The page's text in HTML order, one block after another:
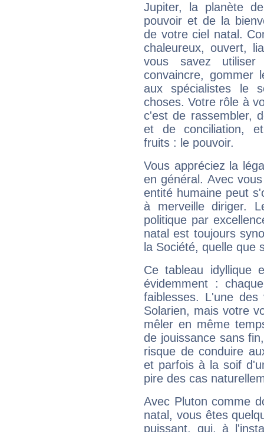
Jupiter, la planète
pouvoir et de la
de votre ciel natal.
chaleureux, ouvert,
vous savez
convaincre, gommer
aux spécialistes le
choses. Votre rôle à
c'est de rassembler,
et de conciliation,
fruits : le pouvoir.
Vous appréciez la
en général. Avec
entité humaine peut
à merveille diriger.
politique par
natal est toujours
la Société, quelle que
Ce tableau idyllique
évidemment :
faiblesses. L'une
Solarien, mais votre
mêler en même
de jouissance sans
risque de conduire
et parfois à la soif
pire des cas
Avec Pluton comme
natal, vous êtes
puissant, qui, à